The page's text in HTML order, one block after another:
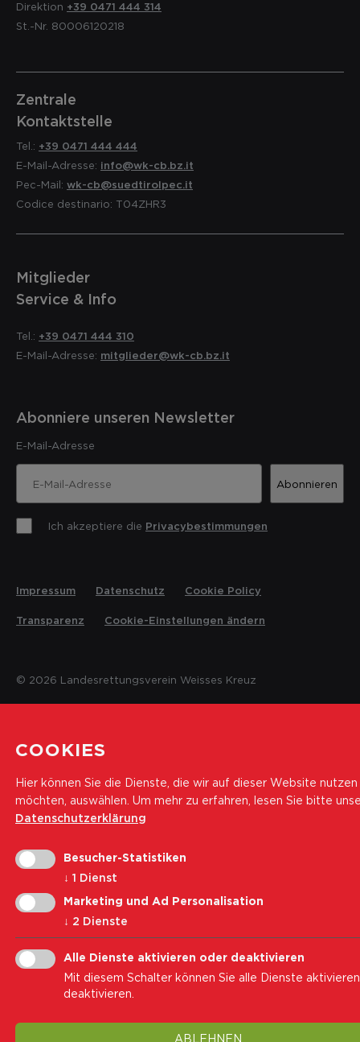
Direktion +39 0471 444 314
St.-Nr. 80006120218
Zentrale
Kontaktstelle
Tel.: +39 0471 444 444
E-Mail-Adresse: info@wk-cb.bz.it
Pec-Mail: wk-cb@suedtirolpec.it
Codice destinario: T04ZHR3
Mitglieder
Service & Info
Tel.: +39 0471 444 310
E-Mail-Adresse: mitglieder@wk-cb.bz.it
Abonniere unseren Newsletter
E-Mail-Adresse
Abonnieren
Ich akzeptiere die Privacybestimmungen
© 2026 Landesrettungsverein Weisses Kreuz
Impressum Datenschutz Cookie Policy
Transparenz Cookie-Einstellungen ändern
COOKIES
Hier können Sie die Dienste, die wir auf dieser Website nutzen
möchten, auswählen. Um mehr zu erfahren, lesen Sie bitte
Datenschutzerklärung
Besucher-Statistiken
↓ 1 Dienst
Marketing und Ad Personalisation
↓ 2 Dienste
Alle Dienste aktivieren oder deaktivieren
Mit diesem Schalter können Sie alle Dienste
deaktivieren.
ABLEHNEN